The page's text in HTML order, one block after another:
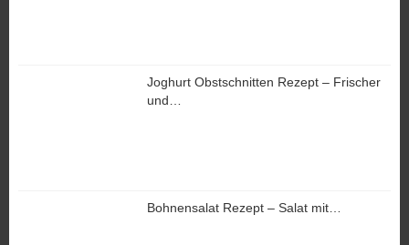
Joghurt Obstschnitten Rezept – Frischer
und…
Bohnensalat Rezept – Salat mit…